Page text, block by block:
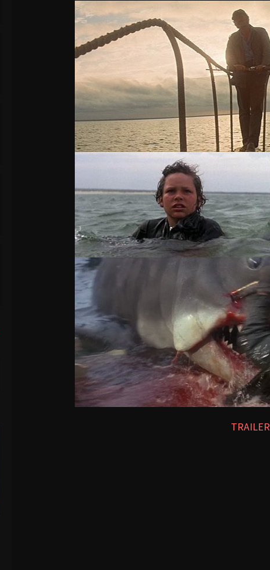
TRAILER